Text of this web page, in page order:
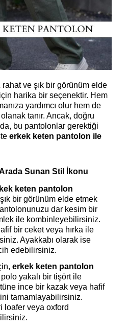
rahat ve şık bir görünüm elde
harika bir seçenektir. Hem
yardımcı olur hem de
tanır. Ancak, doğru
bu pantolonlar gerektiği
erkek keten pantolon ile
Arada Sunan Stil İkonu
keten pantolon
bir görünüm elde etmek
dar kesim bir
ile kombinleyebilirsiniz.
bir ceket veya hırka ile
Ayakkabı olarak ise
edebilirsiniz.
erkek keten pantolon
yakalı bir tişört ile
ince bir kazak veya hafif
tamamlayabilirsiniz.
loafer veya oxford